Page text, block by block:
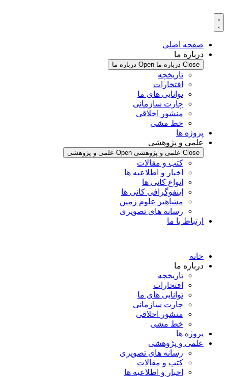
به
محتوا
صفحه اصلی
درباره ما
Close درباره ما Open درباره ما
تاریخچه
افتخارات
توانایی های ما
چارت سازمانی
منشور اخلاقی
خط مشی
پروژه ها
علمی و پژوهشی
Close علمی و پژوهشی Open علمی و پژوهشی
کتب و مقالات
اخبار و اطلاعیه ها
انواع کانی ها
اینفوگرافی کانی ها
مشاهیر علوم زمین
رسانه های تصویری
ارتباط با ما
خانه
درباره ما
تاریخچه
افتخارات
توانایی های ما
چارت سازمانی
منشور اخلاقی
خط مشی
پروژه ها
علمی و پژوهشی
رسانه های تصویری
کتب و مقالات
اخبار و اطلاعیه ها